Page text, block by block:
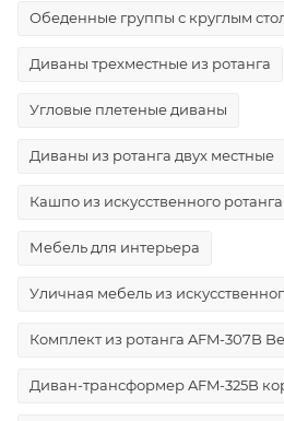
Обеденные группы с круглым
Диваны трехместные из ротанга
Угловые плетеные диваны
Диваны из ротанга двух местные
Кашпо из искусственного ротанга
Мебель для интерьера
Уличная мебель из
Комплект из ротанга AFM-307B
Диван-трансформер AFM-325B